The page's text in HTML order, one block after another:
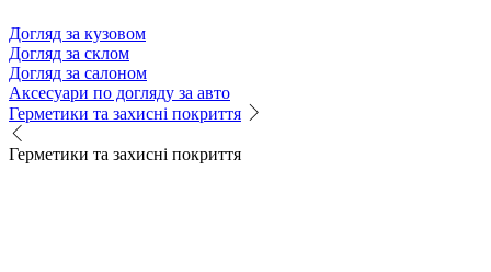
Догляд за кузовом
Догляд за склом
Догляд за салоном
Аксесуари по догляду за авто
Герметики та захисні покриття
Герметики та захисні покриття